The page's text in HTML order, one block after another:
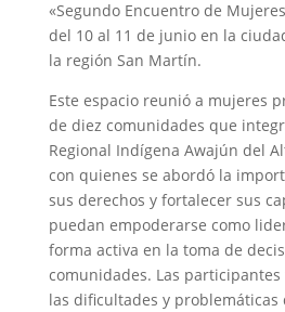
«Segundo Encuentro de
del 10 al 11 de junio en la
la región San Martín.
Este espacio reunió a mujeres
de diez comunidades que
Regional Indígena Awajún del
con quienes se abordó la
sus derechos y fortalecer sus
puedan empoderarse como
forma activa en la toma de
comunidades. Las
las dificultades y